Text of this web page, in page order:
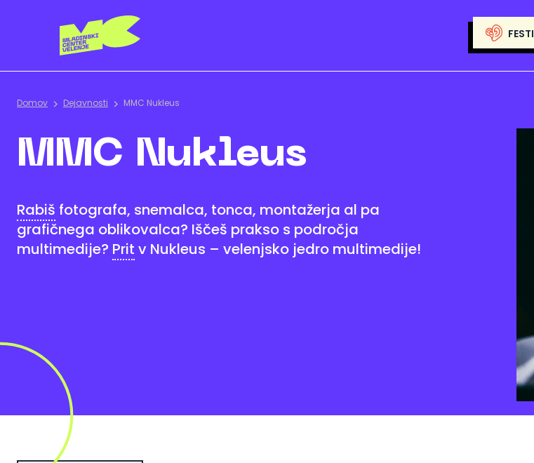
Domov Dejavnosti MMC Nukleus
MMC Nukleus
Rabiš fotografa, snemalca, tonca, montažerja al pa
grafičnega oblikovalca? Iščeš prakso s področja
multimedije? Prit v Nukleus – velenjsko jedro multimedije!